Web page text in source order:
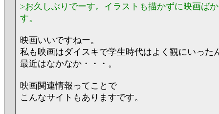
>お久しぶりでーす。イラストも描かずに映画ば
す。
映画いいですねー。
私も映画はダイスキで学生時代はよく観にいった
最近はなかなか・・・。
映画関連情報ってことで
こんなサイトもありますです。